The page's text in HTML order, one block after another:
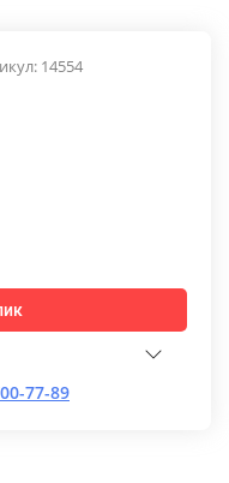
14554
77-89